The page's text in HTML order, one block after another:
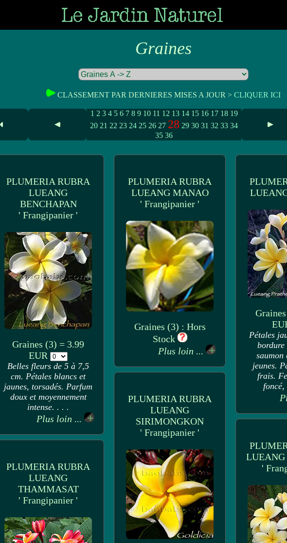
Graines
CLASSEMENT PAR DERNIERES MISES A JOUR > CLIQUER ICI
1 2 3 4 5 6 7 8 9 10 11 12 13 14 15 16 17 18 19
20 21 22 23 24 25 26 27 28 29 30 31 32 33 34
35 36
PLUMERIA RUBRA
LUEANG
BENCHAPAN
' Frangipanier '
Graines (3) = 3.99
EUR
Belles fleurs de 5 à 7,5
cm. Pétales blancs et
jaunes, torsadés. Parfum
doux et moyennement
intense. . . .
Plus loin ...
PLUMERIA RUBRA
LUEANG MANAO
' Frangipanier '
Graines (3) : Hors
Stock
Plus loin ...
Pétales
bordure
jeunes.
frais.
PLUMERIA RUBRA
LUEANG
SIRIMONGKON
' Frangipanier '
'
PLUMERIA RUBRA
LUEANG
THAMMASAT
' Frangipanier '